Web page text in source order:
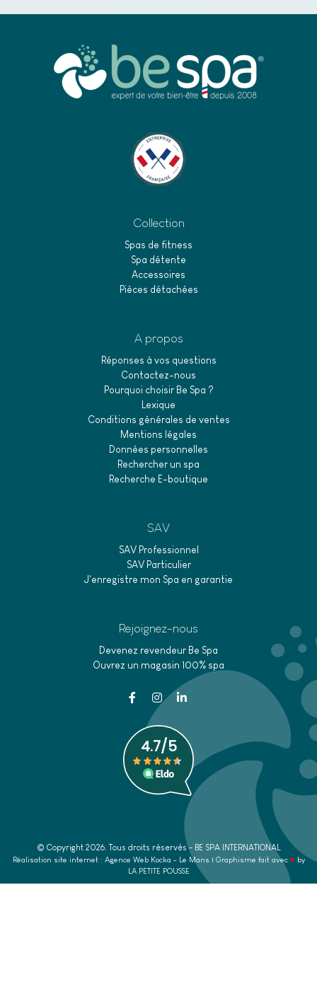
Collection
Spas de fitness
Spa détente
Accessoires
Pièces détachées
A propos
Réponses à vos questions
Contactez-nous
Pourquoi choisir Be Spa ?
Lexique
Conditions générales de ventes
Mentions légales
Données personnelles
Rechercher un spa
Recherche E-boutique
SAV
SAV Professionnel
SAV Particulier
J'enregistre mon Spa en garantie
Rejoignez-nous
Devenez revendeur Be Spa
Ouvrez un magasin 100% spa
© Copyright 2026. Tous droits réservés - BE SPA INTERNATIONAL
Réalisation site internet : Agence Web Kocka - Le Mans | Graphisme fait avec ♥ by
LA PETITE POUSSE